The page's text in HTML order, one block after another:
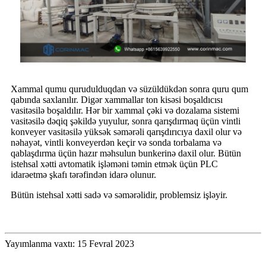
Xammal qumu qurudulduqdan və süzüldükdən sonra quru qum
qabında saxlanılır. Digər xammallar ton kisəsi boşaldıcısı
vasitəsilə boşaldılır. Hər bir xammal çəki və dozalama sistemi
vasitəsilə dəqiq şəkildə yuyulur, sonra qarışdırmaq üçün vintli
konveyer vasitəsilə yüksək səmərəli qarışdırıcıya daxil olur və
nəhayət, vintli konveyerdən keçir və sonda torbalama və
qablaşdırma üçün hazır məhsulun bunkerinə daxil olur. Bütün
istehsal xətti avtomatik işləməni təmin etmək üçün PLC
idarəetmə şkafı tərəfindən idarə olunur.
Bütün istehsal xətti sadə və səmərəlidir, problemsiz işləyir.
Yayımlanma vaxtı: 15 Fevral 2023